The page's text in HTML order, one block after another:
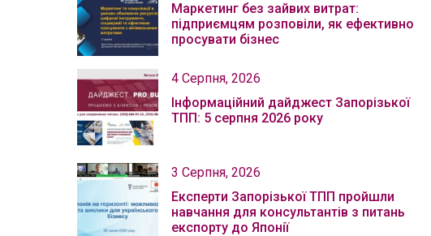
Маркетинг без зайвих витрат:
підприємцям розповіли, як ефективно
просувати бізнес
4 Серпня, 2026
Інформаційний дайджест Запорізької
ТПП: 5 серпня 2026 року
3 Серпня, 2026
Експерти Запорізької ТПП пройшли
навчання для консультантів з питань
експорту до Японії